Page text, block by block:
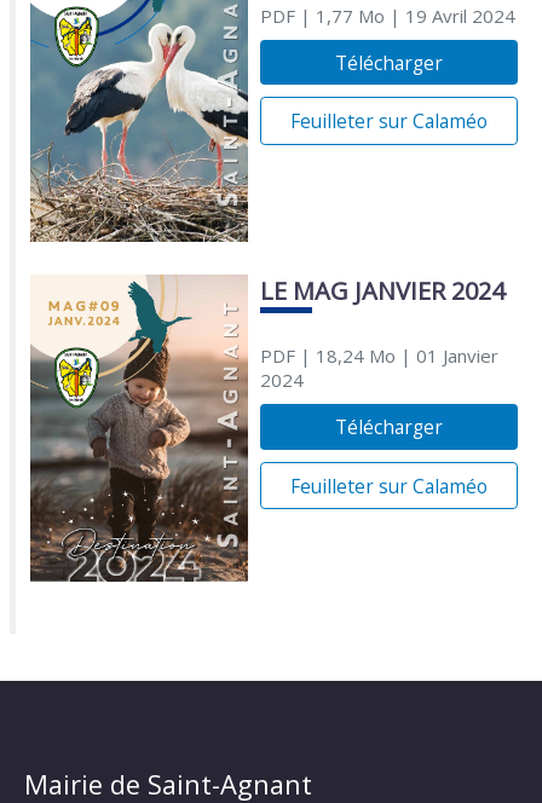
PDF| 1,77 Mo | 19 Avril 2024
Télécharger
Feuilleter sur Calaméo
LE MAG JANVIER 2024
PDF| 18,24 Mo | 01 Janvier
2024
Télécharger
Feuilleter sur Calaméo
Mairie de Saint-Agnant